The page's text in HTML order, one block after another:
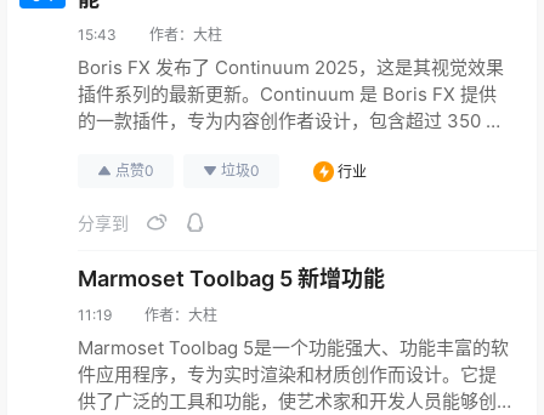
15:43 作者： 大柱
Boris FX 发布了 Continuum 2025，这是其视觉效果
插件系列的最新更新。Continuum 是 Boris FX 提供
的一款插件，专为内容创作者设计，包含超过 350 种
集，界面易于控制。 新功能亮点 此版本添加了两个新
更新等等。此外，Continuum 2025 现在支持 Dav…
点赞0 垃圾0 行业
分享到
Marmoset Toolbag 5 新增功能
11:19 作者： 大柱
Marmoset Toolbag 5是一个功能强大、功能丰富的软
件应用程序，专为实时渲染和材质创作而设计。它提
供了广泛的工具和功能，使艺术家和开发人员能够创